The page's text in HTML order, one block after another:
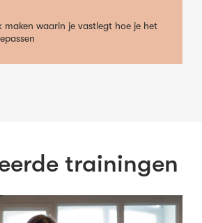
maken waarin je vastlegt hoe je het
trainingen